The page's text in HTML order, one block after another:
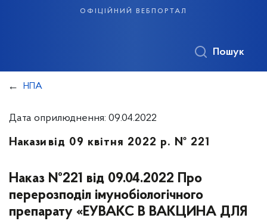
офіційний вебпортал
Пошук
НПА
Дата оприлюднення: 09.04.2022
Накази від 09 квітня 2022 р. № 221
Наказ №221 від 09.04.2022 Про
перерозподіл імунобіологічного
препарату «ЕУВАКС В ВАКЦИНА ДЛЯ